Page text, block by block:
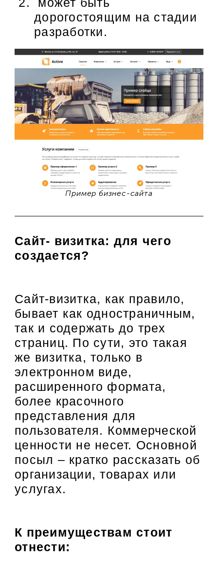
дорогостоящим на стадии
разработки.
Пример бизнес-сайта
Сайт- визитка: для чего
создается?
Сайт-визитка, как правило,
бывает как одностраничным,
так и содержать до трех
страниц. По сути, это такая
же визитка, только в
электронном виде,
расширенного формата,
более красочного
представления для
пользователя. Коммерческой
ценности не несет. Основной
посыл – кратко рассказать об
организации, товарах или
услугах.
К преимуществам стоит
отнести: